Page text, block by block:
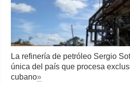
La refinería de petróleo Sergio
única del país que procesa
cubano»